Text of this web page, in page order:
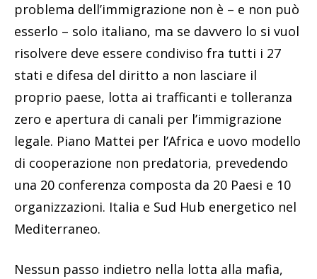
problema dell’immigrazione non è – e non può
esserlo – solo italiano, ma se davvero lo si vuol
risolvere deve essere condiviso fra tutti i 27
stati e difesa del diritto a non lasciare il
proprio paese, lotta ai trafficanti e tolleranza
zero e apertura di canali per l’immigrazione
legale. Piano Mattei per l’Africa e uovo modello
di cooperazione non predatoria, prevedendo
una 20 conferenza composta da 20 Paesi e 10
organizzazioni. Italia e Sud Hub energetico nel
Mediterraneo.
Nessun passo indietro nella lotta alla mafia,